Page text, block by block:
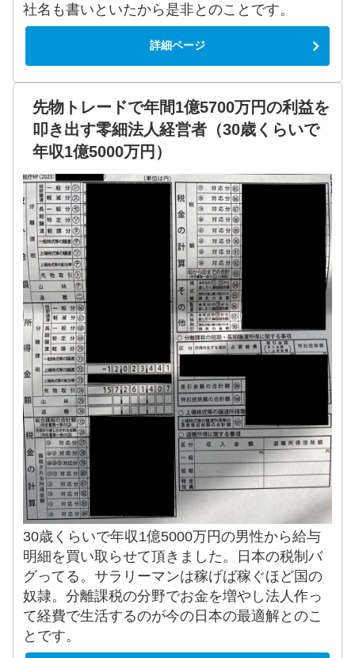
社名も書いといたから是非とのことです。
詳細ページ
先物トレードで年間1億5700万円の利益を
叩き出す零細法人経営者（30歳くらいで
年収1億5000万円）
30歳くらいで年収1億5000万円の男性から給与
明細を買い取らせて頂きました。日本の税制バ
グってる。サラリーマンは稼げば稼ぐほど国の
奴隷。分離課税の分野でお金を増やし法人作っ
て経費で生活するのが今の日本の最適解とのこ
とです。